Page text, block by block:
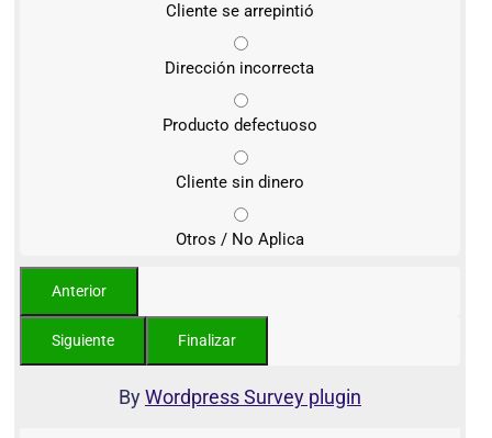
Cliente se arrepintió
Dirección incorrecta
Producto defectuoso
Cliente sin dinero
Otros / No Aplica
ByWordpress Survey plugin